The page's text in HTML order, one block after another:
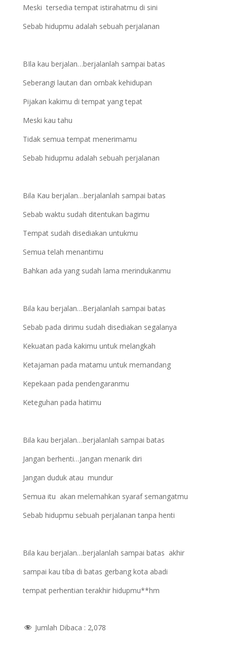
Meski tersedia tempat istirahatmu di sini
Sebab hidupmu adalah sebuah perjalanan
BIla kau berjalan…berjalanlah sampai batas
Seberangi lautan dan ombak kehidupan
Pijakan kakimu di tempat yang tepat
Meski kau tahu
Tidak semua tempat menerimamu
Sebab hidupmu adalah sebuah perjalanan
Bila Kau berjalan…berjalanlah sampai batas
Sebab waktu sudah ditentukan bagimu
Tempat sudah disediakan untukmu
Semua telah menantimu
Bahkan ada yang sudah lama merindukanmu
Bila kau berjalan…Berjalanlah sampai batas
Sebab pada dirimu sudah disediakan segalanya
Kekuatan pada kakimu untuk melangkah
Ketajaman pada matamu untuk memandang
Kepekaan pada pendengaranmu
Keteguhan pada hatimu
Bila kau berjalan…berjalanlah sampai batas
Jangan berhenti…Jangan menarik diri
Jangan duduk atau mundur
Semua itu akan melemahkan syaraf semangatmu
Sebab hidupmu sebuah perjalanan tanpa henti
Bila kau berjalan…berjalanlah sampai batas akhir
sampai kau tiba di batas gerbang kota abadi
tempat perhentian terakhir hidupmu**hm
Jumlah Dibaca : 2,078